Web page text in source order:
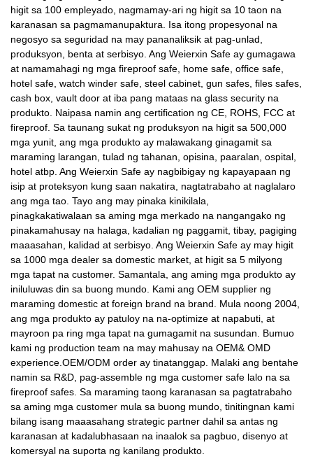
higit sa 100 empleyado, nagmamay-ari ng higit sa 10 taon na
karanasan sa pagmamanupaktura. Isa itong propesyonal na
negosyo sa seguridad na may pananaliksik at pag-unlad,
produksyon, benta at serbisyo. Ang Weierxin Safe ay gumagawa
at namamahagi ng mga fireproof safe, home safe, office safe,
hotel safe, watch winder safe, steel cabinet, gun safes, files safes,
cash box, vault door at iba pang mataas na glass security na
produkto. Naipasa namin ang certification ng CE, ROHS, FCC at
fireproof. Sa taunang sukat ng produksyon na higit sa 500,000
mga yunit, ang mga produkto ay malawakang ginagamit sa
maraming larangan, tulad ng tahanan, opisina, paaralan, ospital,
hotel atbp. Ang Weierxin Safe ay nagbibigay ng kapayapaan ng
isip at proteksyon kung saan nakatira, nagtatrabaho at naglalaro
ang mga tao. Tayo ang may pinaka kinikilala,
pinagkakatiwalaan sa aming mga merkado na nangangako ng
pinakamahusay na halaga, kadalian ng paggamit, tibay, pagiging
maaasahan, kalidad at serbisyo. Ang Weierxin Safe ay may higit
sa 1000 mga dealer sa domestic market, at higit sa 5 milyong
mga tapat na customer. Samantala, ang aming mga produkto ay
iniluluwas din sa buong mundo. Kami ang OEM supplier ng
maraming domestic at foreign brand na brand. Mula noong 2004,
ang mga produkto ay patuloy na na-optimize at napabuti, at
mayroon pa ring mga tapat na gumagamit na susundan. Bumuo
kami ng production team na may mahusay na OEM& OMD
experience.OEM/ODM order ay tinatanggap. Malaki ang bentahe
namin sa R&D, pag-assemble ng mga customer safe lalo na sa
fireproof safes. Sa maraming taong karanasan sa pagtatrabaho
sa aming mga customer mula sa buong mundo, tinitingnan kami
bilang isang maaasahang strategic partner dahil sa antas ng
karanasan at kadalubhasaan na inaalok sa pagbuo, disenyo at
komersyal na suporta ng kanilang produkto.